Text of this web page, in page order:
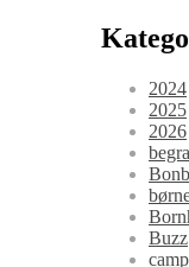
2024
2025
2026
Buzz